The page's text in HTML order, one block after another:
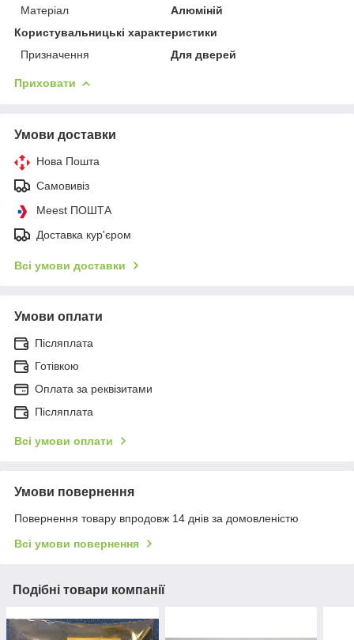
Матеріал
Алюміній
Користувальницькі характеристики
Призначення
Для дверей
Приховати
Умови доставки
Нова Пошта
Самовивіз
Meest ПОШТА
Доставка кур'єром
Всі умови доставки
Умови оплати
Післяплата
Готівкою
Оплата за реквізитами
Післяплата
Всі умови оплати
Умови повернення
Повернення товару впродовж 14 днів за домовленістю
Всі умови повернення
Подібні товари компанії